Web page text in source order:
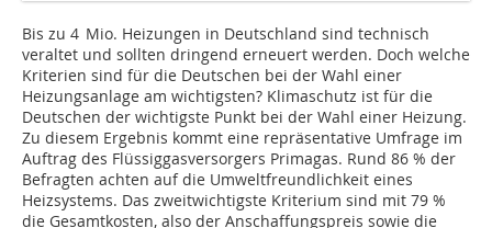
Bis zu 4 Mio. Heizungen in Deutschland sind technisch
veraltet und sollten dringend erneuert werden. Doch welche
Kriterien sind für die Deutschen bei der Wahl einer
Heizungsanlage am wichtigsten? Klimaschutz ist für die
Deutschen der wichtigste Punkt bei der Wahl einer Heizung.
Zu diesem Ergebnis kommt eine repräsentative Umfrage im
Auftrag des Flüssiggasversorgers Primagas. Rund 86 % der
Befragten achten auf die Umweltfreundlichkeit eines
Heizsystems. Das zweitwichtigste Kriterium sind mit 79 %
die Gesamtkosten, also der Anschaffungspreis sowie die